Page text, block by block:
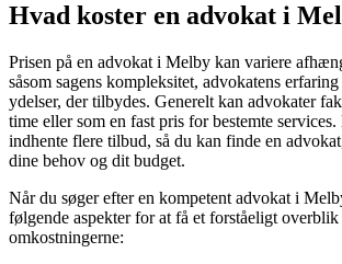
Hvad koster en advokat i
Prisen på en advokat i Melby kan variere
såsom sagens kompleksitet, advokatens
ydelser, der tilbydes. Generelt kan advokater
time eller som en fast pris for bestemte services.
indhente flere tilbud, så du kan finde en
dine behov og dit budget.
Når du søger efter en kompetent advokat i
følgende aspekter for at få et forståeligt
omkostningerne: